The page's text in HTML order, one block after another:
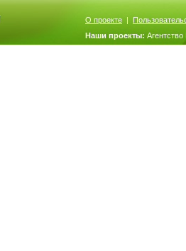
О проекте |
Наши проекты: